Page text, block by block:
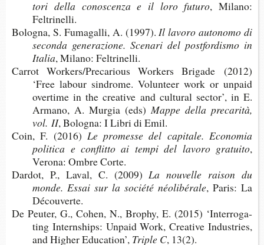
tori della conos­cenza e il loro futuro, Milano:
Feltrinelli.
Bolo­gna, S. Fuma­galli, A. (1997).Il lavoro auto­nomo di
seconda generazione.Sce­nari del post­for­dismo in
Italia, Milano: Feltrinelli.
Car­rot Wor­kers/Pre­ca­rious Wor­kers Bri­gade (2012)
‘Free labour sin­drome. Volun­teer work or unpaid
over­time in the crea­tive and cultu­ral sec­tor’, in E.
Armano, A. Mur­gia (eds)Mappe della pre­ca­rità,
vol. II, Bolo­gna: I Libri di Emil.
Coin, F. (2016) Le pro­messe del capitale.Eco­no­mia
poli­tica e conflitto ai tempi del lavoro gratuito,
Verona: Ombre Corte.
Dar­dot, P., Laval, C. (2009)La nou­velle rai­son du
monde. Essai sur la société néolibérale, Paris: La
Découverte.
De Peu­ter, G., Cohen, N., Bro­phy, E. (2015) ‘Inter­ro­ga­
ting Inter­n­ships: Unpaid Work, Crea­tive Indus­tries,
and Higher Education’, Triple C, 13(2).